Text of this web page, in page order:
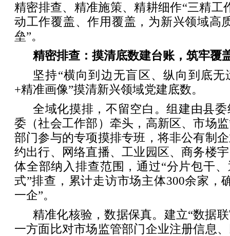
精密排查、精准施策、精耕细作“三精工
动工作覆盖、作用覆盖，为新兴领域高
垒”。
精密排查：摸清底数建台账，筑牢覆
坚持“横向到边无盲区、纵向到底无
+精准画像”摸清新兴领域党建底数。
全域化摸排，不留空白。组建由县
委（社会工作部）牵头，高新区、市场
部门参与的专项摸排专班，将非公有制
约出行、网络直播、工业园区、商务楼
体全部纳入排查范围，通过“分片包干
式”排查，累计走访市场主体300余家，
一企”。
精准化核验，数据保真。建立“数据
一方面比对市场监管部门企业注册信息